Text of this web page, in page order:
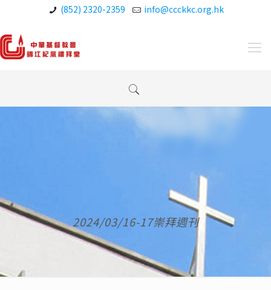
(852) 2320-2359 info@ccckkc.org.hk
2024/03/16-17崇拜週刊